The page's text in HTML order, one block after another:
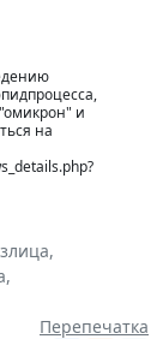
и
на
,
,
Перепечатка